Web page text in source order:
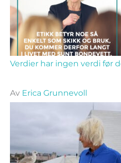
Verdier har ingen verdi før
Av Erica Grunnevoll